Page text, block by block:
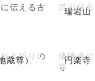
伝える古
瑞岩山
武田信
蔵尊）
る祈りの
円楽寺
修験道
寺